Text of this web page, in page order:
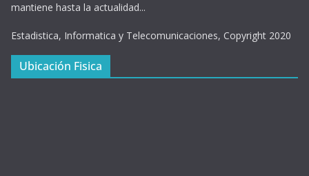
mantiene hasta la actualidad...
Estadistica, Informatica y Telecomunicaciones, Copyright 2020
Ubicación Fisica